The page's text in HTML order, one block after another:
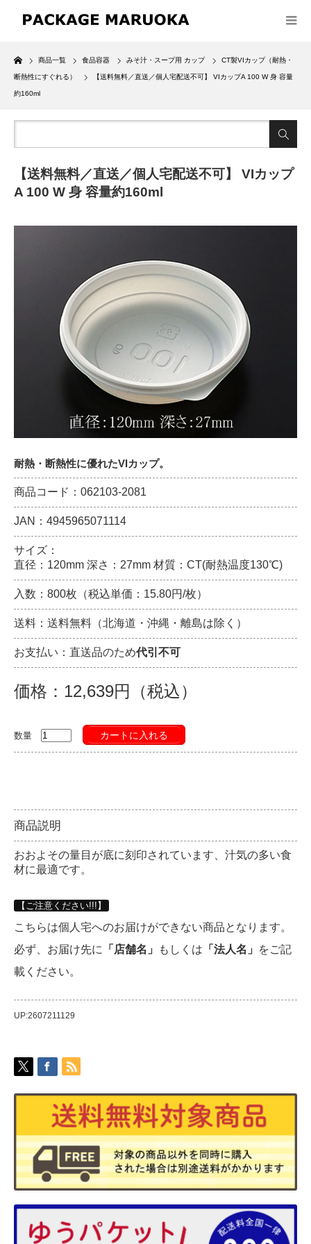
Home
商品一覧 食品容器 みそ汁・スープ用 カップ CT製VIカップ（耐熱・
断熱性にすぐれる） 【送料無料／直送／個人宅配送不可】 VIカップA 100 W 身 容量
約160ml
【送料無料／直送／個人宅配送不可】 VIカップ
A 100 W 身 容量約160ml
耐熱・断熱性に優れたVIカップ。
商品コード：062103-2081
JAN：4945965071114
サイズ：
直径：120mm 深さ：27mm 材質：CT(耐熱温度130℃)
入数：800枚（税込単価：15.80円/枚）
送料：送料無料（北海道・沖縄・離島は除く）
お支払い：直送品のため代引不可
価格：12,639円（税込）
数量 カートに入れる
商品説明
おおよその量目が底に刻印されています、汁気の多い食
材に最適です。
【ご注意ください!!!】
こちらは個人宅へのお届けができない商品となります。
必ず、お届け先に
「店舗名」 もしくは 「法人名」
をご記
載ください。
UP:2607211129